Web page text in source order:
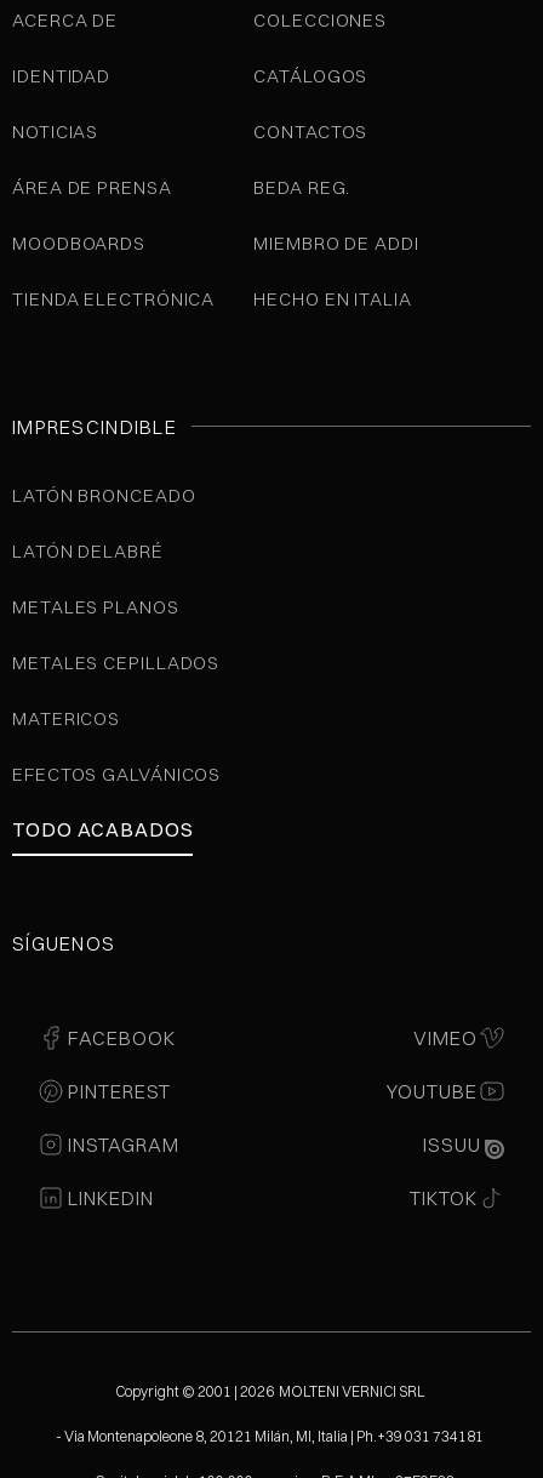
ACERCA DE
IDENTIDAD
NOTICIAS
ÁREA DE PRENSA
MOODBOARDS
TIENDA ELECTRÓNICA
COLECCIONES
CATÁLOGOS
CONTACTOS
BEDA REG.
MIEMBRO DE ADDI
HECHO EN ITALIA
IMPRESCINDIBLE
LATÓN BRONCEADO
LATÓN DELABRÉ
METALES PLANOS
METALES CEPILLADOS
MATERICOS
EFECTOS GALVÁNICOS
TODO ACABADOS
SÍGUENOS
FACEBOOK
PINTEREST
INSTAGRAM
LINKEDIN
VIMEO
YOUTUBE
ISSUU
TIKTOK
Copyright © 2001 | 2026 MOLTENI VERNICI SRL
- Via Montenapoleone 8, 20121 Milán, MI, Italia | Ph.+39 031 734181